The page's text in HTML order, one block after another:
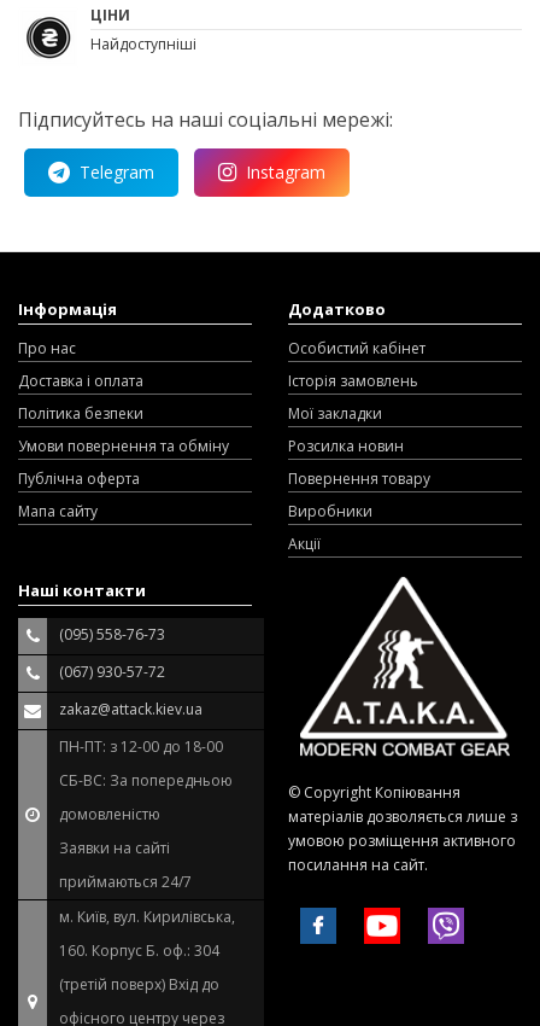
ЦІНИ
Найдоступніші
Підписуйтесь на наші соціальні мережі:
Telegram Instagram
Інформація
Про нас
Доставка і оплата
Політика безпеки
Умови повернення та обміну
Публічна оферта
Мапа сайту
Додатково
Особистий кабінет
Історія замовлень
Мої закладки
Розсилка новин
Повернення товару
Виробники
Акції
Наші контакти
(095) 558-76-73
(067) 930-57-72
zakaz@attack.kiev.ua
ПН-ПТ: з 12-00 до 18-00
СБ-ВС: За попередньою
домовленістю
Заявки на сайті
приймаються 24/7
м. Київ, вул. Кирилівська,
160. Корпус Б. оф.: 304
(третій поверх) Вхід до
офісного центру через
© Copyright Копіювання
матеріалів дозволяється лише з
умовою розміщення активного
посилання на сайт.